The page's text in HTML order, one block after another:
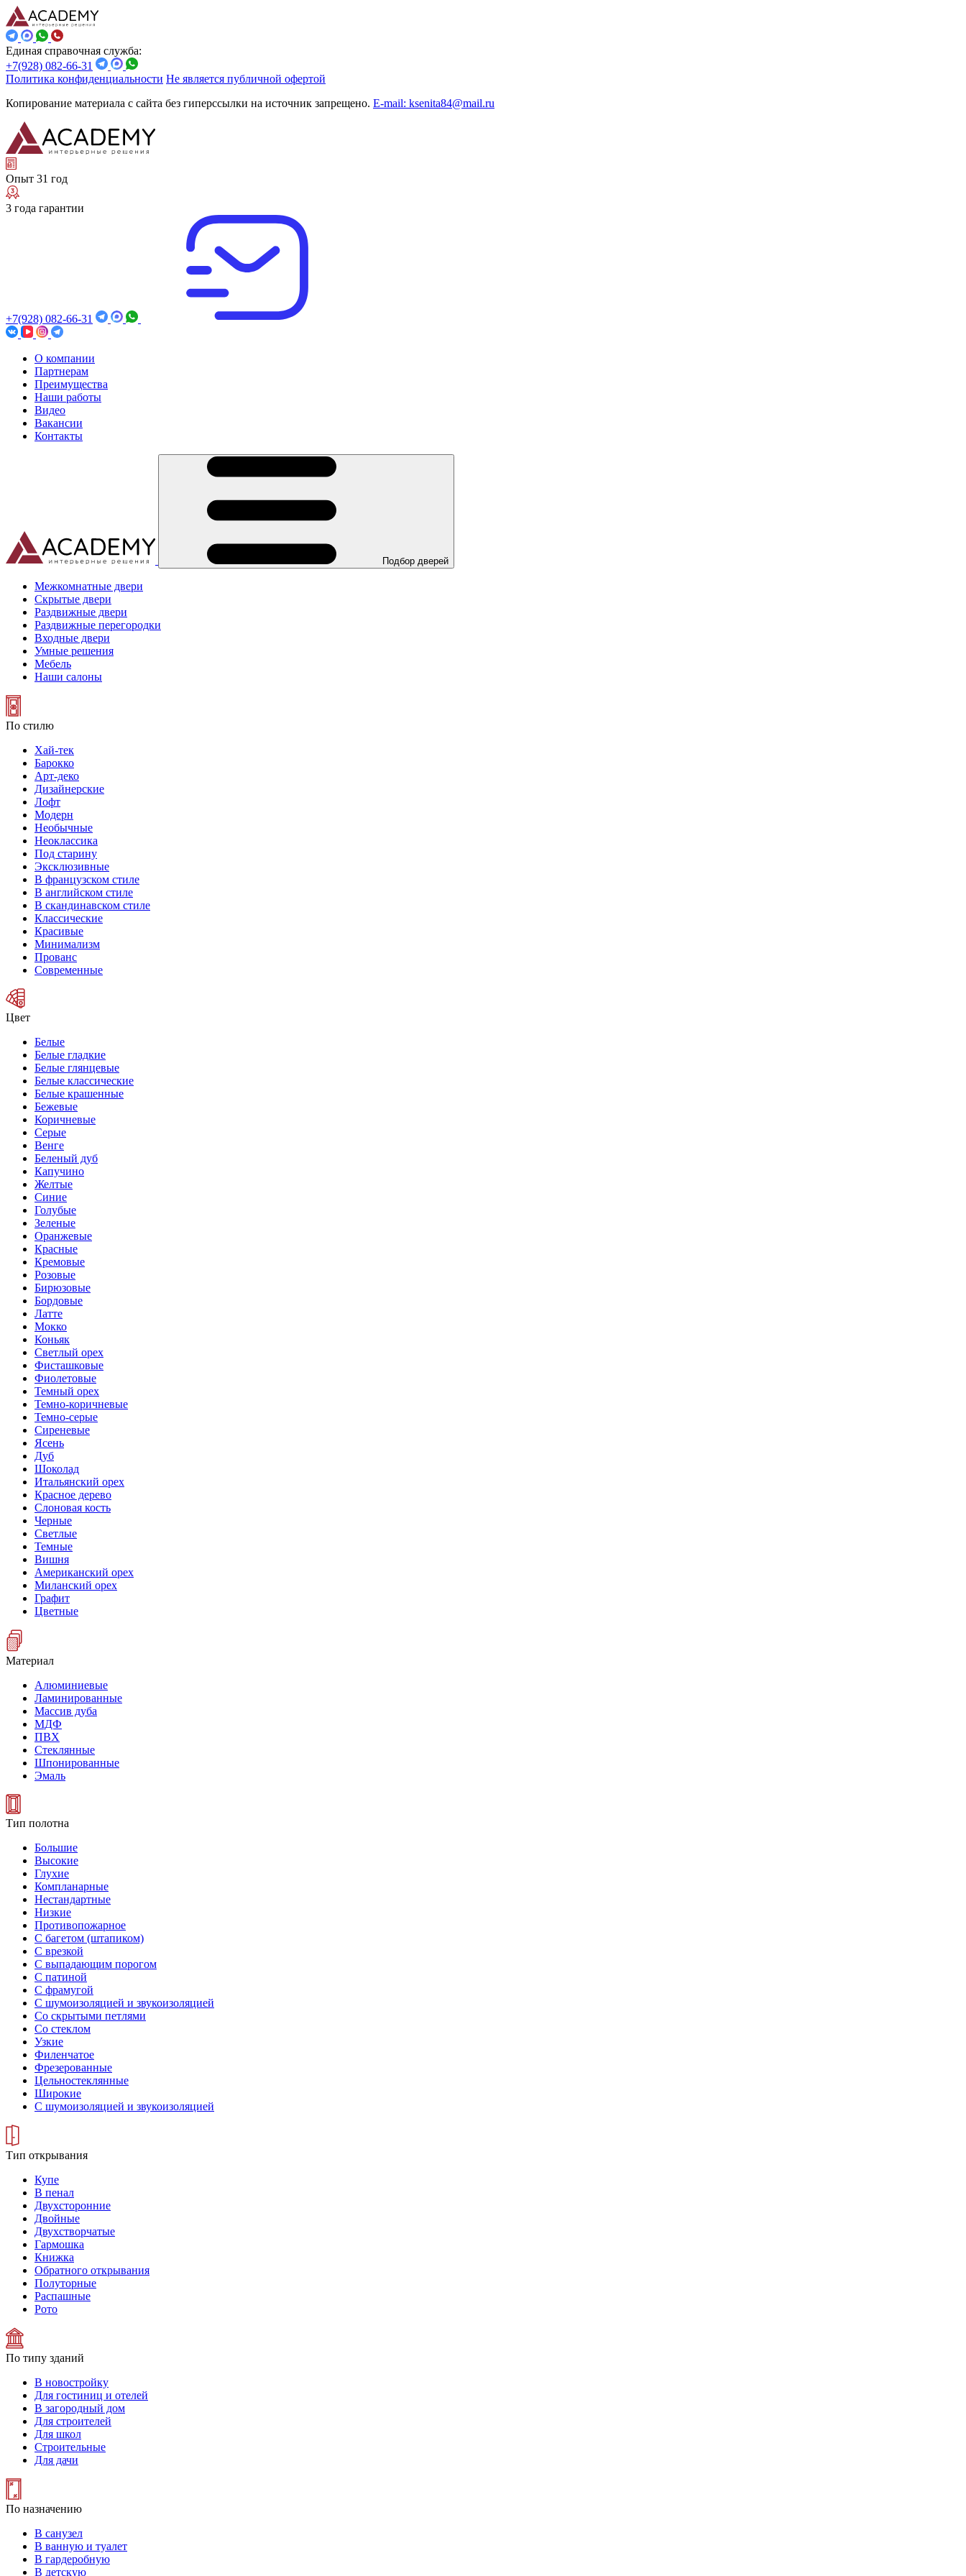
Единая справочная служба:
+7(928) 082-66-31
Политика конфиденциальности Не является публичной офертой
Копирование материала с сайта без гиперссылки на источник запрещено. E-mail: ksenita84@mail.ru
Опыт 31 год
3 года гарантии
+7(928) 082-66-31
О компании
Партнерам
Преимущества
Наши работы
Видео
Вакансии
Контакты
Подбор дверей
Межкомнатные двери
Скрытые двери
Раздвижные двери
Раздвижные перегородки
Входные двери
Умные решения
Мебель
Наши салоны
По стилю
Хай-тек
Барокко
Арт-деко
Дизайнерские
Лофт
Модерн
Необычные
Неоклассика
Под старину
Эксклюзивные
В французском стиле
В английском стиле
В скандинавском стиле
Классические
Красивые
Минимализм
Прованс
Современные
Цвет
Белые
Белые гладкие
Белые глянцевые
Белые классические
Белые крашенные
Бежевые
Коричневые
Серые
Венге
Беленый дуб
Капучино
Желтые
Синие
Голубые
Зеленые
Оранжевые
Красные
Кремовые
Розовые
Бирюзовые
Бордовые
Латте
Мокко
Коньяк
Светлый орех
Фисташковые
Фиолетовые
Темный орех
Темно-коричневые
Темно-серые
Сиреневые
Ясень
Дуб
Шоколад
Итальянский орех
Красное дерево
Слоновая кость
Черные
Светлые
Темные
Вишня
Американский орех
Миланский орех
Графит
Цветные
Материал
Алюминиевые
Ламинированные
Массив дуба
МДФ
ПВХ
Стеклянные
Шпонированные
Эмаль
Тип полотна
Большие
Высокие
Глухие
Компланарные
Нестандартные
Низкие
Противопожарное
С багетом (штапиком)
С врезкой
С выпадающим порогом
С патиной
С фрамугой
С шумоизоляцией и звукоизоляцией
Со скрытыми петлями
Со стеклом
Узкие
Филенчатое
Фрезерованные
Цельностеклянные
Широкие
С шумоизоляцией и звукоизоляцией
Тип открывания
Купе
В пенал
Двухсторонние
Двойные
Двухстворчатые
Гармошка
Книжка
Обратного открывания
Полуторные
Распашные
Рото
По типу зданий
В новостройку
Для гостиниц и отелей
В загородный дом
Для строителей
Для школ
Строительные
Для дачи
По назначению
В санузел
В ванную и туалет
В гардеробную
В детскую